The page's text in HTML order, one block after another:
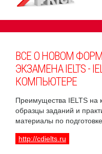
ВСЕ О НОВОМ
ЭКЗАМЕНА IELTS -
КОМПЬЮТЕРЕ
Преимущества IELTS на
образцы заданий и
материалы по подготовке
http://cdielts.ru